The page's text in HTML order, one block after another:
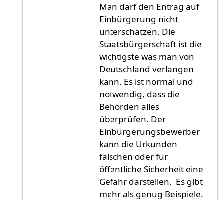
Man darf den Entrag auf
Einbürgerung nicht
unterschätzen. Die
Staatsbürgerschaft ist die
wichtigste was man von
Deutschland verlangen
kann. Es ist normal und
notwendig, dass die
Behörden alles
überprüfen. Der
Einbürgerungsbewerber
kann die Urkunden
fälschen oder für
öffentliche Sicherheit eine
Gefahr darstellen. Es gibt
mehr als genug Beispiele.